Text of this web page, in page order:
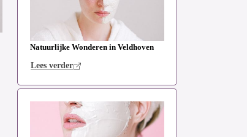
Natuurlijke Wonderen in Veldhoven
Lees verder